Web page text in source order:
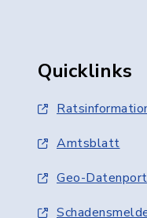
Quicklinks
Amtsblatt
Geo-